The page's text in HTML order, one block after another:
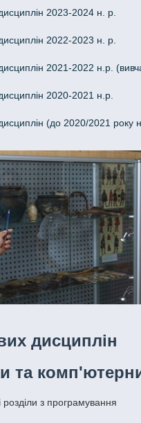
2023-2024 н. р.
2022-2023 н. р.
2021-2022 н.р.
2020-2021 н.р.
(до 2020/2021 року
дисциплін
та
з програмування